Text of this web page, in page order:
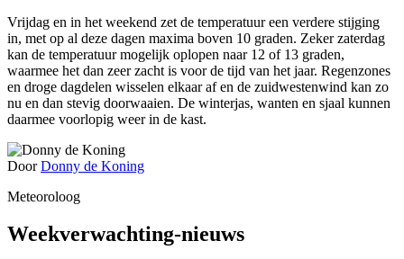
Vrijdag en in het weekend zet de temperatuur een verdere stijging
in, met op al deze dagen maxima boven 10 graden. Zeker zaterdag
kan de temperatuur mogelijk oplopen naar 12 of 13 graden,
waarmee het dan zeer zacht is voor de tijd van het jaar. Regenzones
en droge dagdelen wisselen elkaar af en de zuidwestenwind kan zo
nu en dan stevig doorwaaien. De winterjas, wanten en sjaal kunnen
daarmee voorlopig weer in de kast.
DoorDonny de Koning
Meteoroloog
Weekverwachting-nieuws